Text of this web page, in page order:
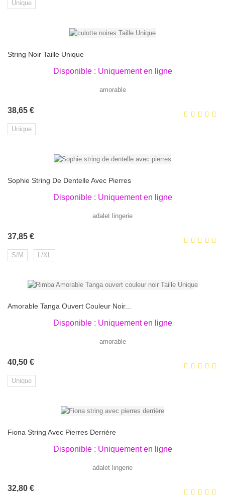
Unique
String Noir Taille Unique
Disponible : Uniquement en ligne
amorable
38,65 €Prix
Unique
Sophie String De Dentelle Avec Pierres
Disponible : Uniquement en ligne
adalet lingerie
37,85 €Prix
S/M L/XL
Amorable Tanga Ouvert Couleur Noir...
Disponible : Uniquement en ligne
amorable
40,50 €Prix
Unique
Fiona String Avec Pierres Derrière
Disponible : Uniquement en ligne
adalet lingerie
32,80 €Prix